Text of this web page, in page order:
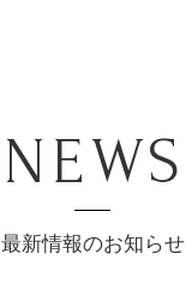
NEWS
最新情報のお知らせ